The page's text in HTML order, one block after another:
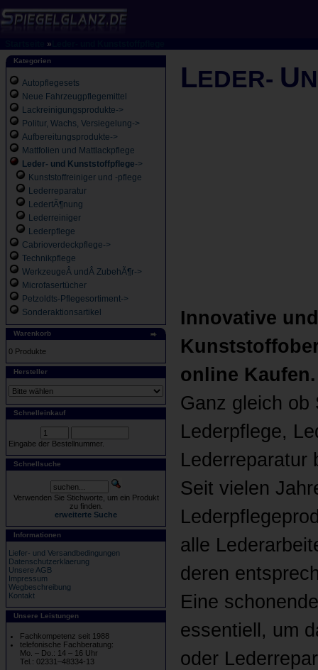
»
Kategorien
Autopflegesets
Neue Fahrzeugpflegemittel
Lackreinigungsprodukte->
Politur, Wachs, Versiegelung->
Aufbereitungsprodukte->
Mattfolien und Mattlackpflege
Leder- und Kunststoffpflege->
Kunststoffreiniger und -pflege
Lederreparatur
LedertÃ¶nung
Lederreiniger
Lederpflege
Cabrioverdeckpflege->
Technikpflege
WerkzeugeÂ undÂ ZubehÃ¶r->
Microfasertücher
Petzoldts-Pflegesortiment->
Sonderaktionsartikel
Warenkorb
0 Produkte
Hersteller
Schnelleinkauf
Eingabe der Bestellnummer.
Schnellsuche
Verwenden Sie Stichworte, um ein Produkt
zu finden.
erweiterte Suche
Informationen
Liefer- und Versandbedingungen
Datenschutzerklaerung
Unsere AGB
Impressum
Wegbeschreibung
Kontakt
Unsere Leistungen
Fachkompetenz seit 1988
telefonische Fachberatung:
Mo. – Do.: 14 – 16 Uhr
Tel.: 02331–48334-13
LEDER- U
Innovative
online Kaufen.
Ganz gleich ob
Lederpflege,
Seit vielen
alle
deren
Eine
essentiell, um
oder